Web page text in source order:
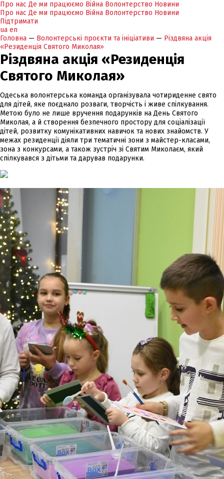
Про нас Де ми працюємо Війна Волонтерство Новини
Про нас Де ми працюємо Війна Волонтерство Новини
Підтримати
ua en
Головна — Волонтерські проєкти та ініціативи — Різдвяна акція
«Резиденція Святого Миколая»
Різдвяна акція «Резиденція
Святого Миколая»
Одеська волонтерська команда організувала чотириденне свято
для дітей, яке поєднало розваги, творчість і живе спілкування.
Метою було не лише вручення подарунків на День Святого
Миколая, а й створення безпечного простору для соціалізації
дітей, розвитку комунікативних навичок та нових знайомств. У
межах резиденції діяли три тематичні зони з майстер-класами,
зона з конкурсами, а також зустріч зі Святим Миколаєм, який
спілкувався з дітьми та дарував подарунки.